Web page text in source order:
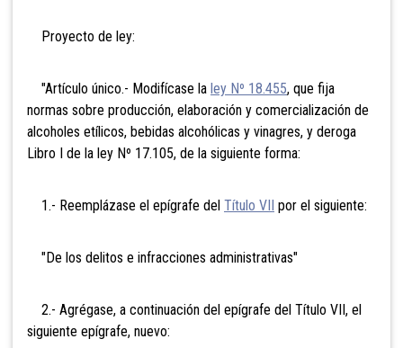
Proyecto de ley:
"Artículo único.- Modifícase la ley Nº 18.455, que fija
normas sobre producción, elaboración y comercialización de
alcoholes etílicos, bebidas alcohólicas y vinagres, y deroga
Libro I de la ley Nº 17.105, de la siguiente forma:
1.- Reemplázase el epígrafe del Título VII por el siguiente:
"De los delitos e infracciones administrativas"
2.- Agrégase, a continuación del epígrafe del Título VII, el
siguiente epígrafe, nuevo: